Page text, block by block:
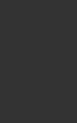
トオフショートパンツ